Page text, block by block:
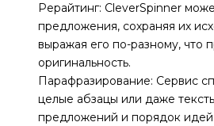
Рерайтинг: CleverSpinner
предложения, сохраняя их
выражая его по-разному, что
оригинальность.
Парафразирование: Сервис
целые абзацы или даже
предложений и порядок идей.